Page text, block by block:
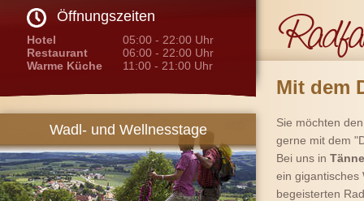
Mit dem
Sie möchten
gerne mit dem
Bei uns in
ein gigantisches
begeisterten
Wadl- und Wellnesstage
Öffnungszeiten
Hotel
05:00 - 22:00 Uhr
Restaurant
06:00 - 22:00 Uhr
Warme Küche
11:00 - 21:00 Uhr